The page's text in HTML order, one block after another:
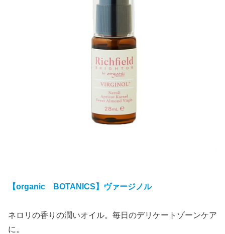
【organic BOTANICS】ヴァージノル
ネロリの香りの潤いオイル。毎日のデリケートゾーンケア
に。